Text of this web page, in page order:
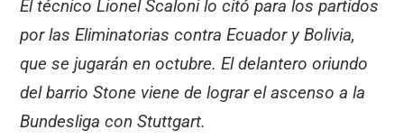
El técnico Lionel Scaloni lo citó para los partidos
por las Eliminatorias contra Ecuador y Bolivia,
que se jugarán en octubre. El delantero oriundo
del barrio Stone viene de lograr el ascenso a la
Bundesliga con Stuttgart.